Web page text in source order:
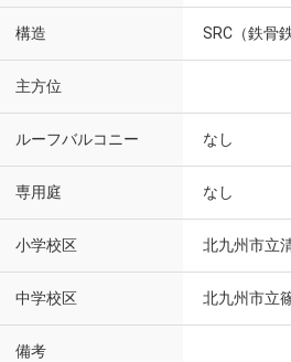
構造 SRC（鉄骨
主方位
ルーフバルコニー なし
専用庭 なし
小学校区 北九州市立
中学校区 北九州市立
備考